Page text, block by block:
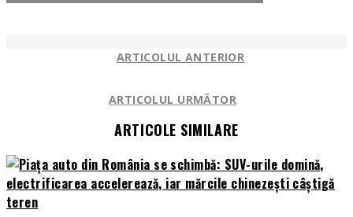
ARTICOLUL ANTERIOR
ARTICOLUL URMĂTOR
ARTICOLE SIMILARE